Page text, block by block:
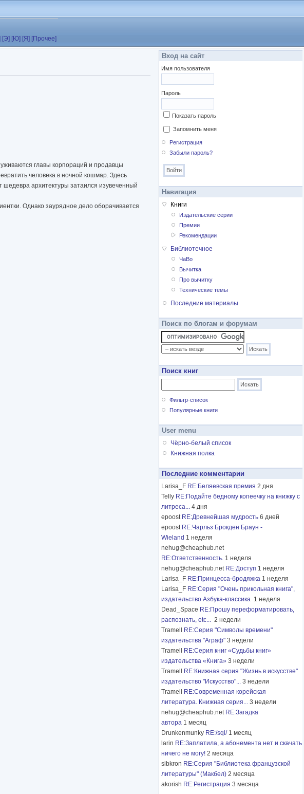
[Э] [Ю] [Я] [Прочее]
главы корпораций и продавцы
человека в ночной кошмар. Здесь
архитектуры затаился изувеченный
Однако заурядное дело оборачивается
Вход на сайт
Имя пользователя
Пароль
Показать пароль
Запомнить меня
Регистрация
Забыли пароль?
Навигация
Книги
Издательские серии
Премии
Рекомендации
Библиотечное
ЧаВо
Вычитка
Про вычитку
Технические темы
Последние материалы
Поиск по блогам и форумам
Поиск книг
Фильтр-список
Популярные книги
User menu
Чёрно-белый список
Книжная полка
Последние комментарии
Larisa_F RE:Беляевская премия 2 дня
Telly RE:Подайте бедному копеечку на книжку с
литреса... 4 дня
epoost RE:Древнейшая мудрость 6 дней
epoost RE:Чарльз Брокден Браун -
Wieland 1 неделя
nehug@cheaphub.net
RE:Ответственность. 1 неделя
nehug@cheaphub.net RE:Доступ 1 неделя
Larisa_F RE:Принцесса-бродяжка 1 неделя
Larisa_F RE:Серия "Очень прикольная книга",
издательство Азбука-классика 1 неделя
Dead_Space RE:Прошу переформатировать,
распознать, etc... 2 недели
Tramell
RE:Серия "Символы времени"
издательства "Аграф" 3 недели
Tramell
RE:Серия книг «Судьбы книг»
издательства «Книга» 3 недели
Tramell
RE:Книжная серия "Жизнь в искусстве"
издательство "Искусство"... 3 недели
Tramell
RE:Современная корейская
литература. Книжная серия... 3 недели
nehug@cheaphub.net RE:Загадка
автора 1 месяц
Drunkenmunky RE:/sql/ 1 месяц
larin RE:Заплатила, а абонемента нет и скачать
ничего не могу! 2 месяца
sibkron RE:Серия "Библиотека французской
литературы" (Макбел) 2 месяца
akorish RE:Регистрация 3 месяца